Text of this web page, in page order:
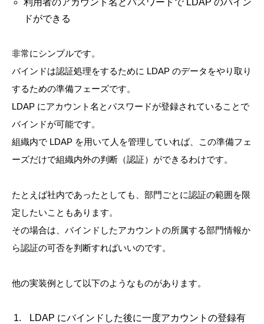
利用者のアカウント名とパスワードで LDAP のバイン
ドができる
非常にシンプルです。
バインドは認証処理をするために LDAP のデータをやり取り
するための準備フェーズです。
LDAP にアカウント名とパスワードが登録されていることで
バインドが可能です。
組織内で LDAP を用いて人を管理していれば、この準備フェ
ーズだけで組織内外の判断（認証）ができるわけです。
たとえば社内であったとしても、部門ごとに認証の範囲を限
定したいこともあります。
その場合は、バインドしたアカウントの所属する部門情報か
ら認証の可否を判断すればいいのです。
他の実装例として以下のようなものがあります。
LDAP にバインドした後に一度アカウントの登録有